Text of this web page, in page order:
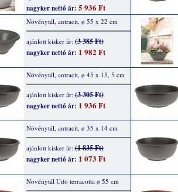
nagyker nettó ár: 5 936 Ft
Növénytál, antracit, ø 55 x 22 cm
ajánlott kisker ár:(3 385 Ft)
nagyker nettó ár: 1 982 Ft
Növénytál, antracit, ø 45 x 15, 5 cm
ajánlott kisker ár:(3 305 Ft)
nagyker nettó ár: 1 936 Ft
Növénytál, antracit, ø 35 x 14 cm
ajánlott kisker ár:(1 835 Ft)
nagyker nettó ár: 1 073 Ft
Növénytál Udo terracotta ø 55 cm